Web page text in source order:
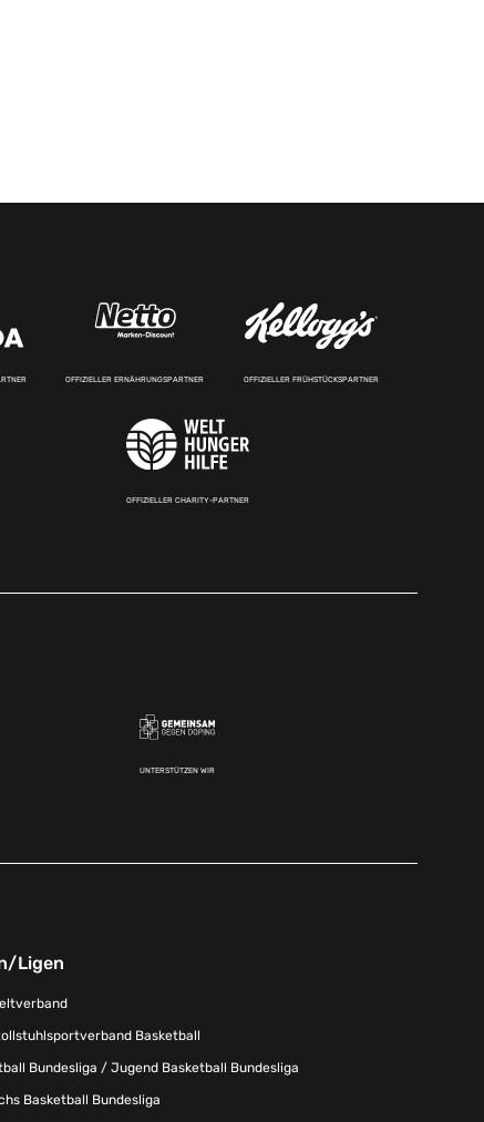
OFFIZIELLER ERNÄHRUNGSPARTNER OFFIZIELLER FRÜHSTÜCKSPARTNER
OFFIZIELLER CHARITY-PARTNER
UNTERSTÜTZEN WIR
Ligen
Basketball
Bundesliga / Jugend Basketball Bundesliga
Basketball Bundesliga